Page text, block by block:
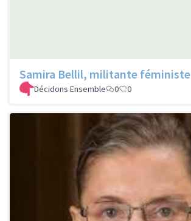
Samira Bellil, militante féministe
Décidons Ensemble 0 0